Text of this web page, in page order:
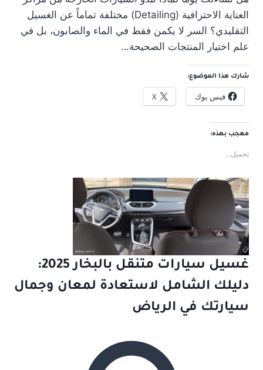
العناية الاحترافية (Detailing) مختلفة تماماً عن الغسيل
التقليدي؟ السر لا يكمن فقط في الماء والصابون، بل في
علم اختيار المنتجات الصحيحة…
شارك هذا الموضوع:
فيس بوك X
معجب بهذه:
تحميل...
غسيل سيارات متنقل بالبخار 2025:
دليلك الشامل لاستعادة لمعان وجمال
سيارتك في الرياض